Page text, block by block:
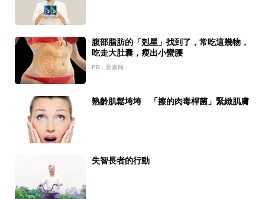
腹部脂肪的「剋星」找到了，常吃這幾物，
吃走大肚囊，瘦出小蠻腰
PR．新素簡
熟齡肌鬆垮垮 「擦的肉毒桿菌」緊緻肌膚
失智長者的行動